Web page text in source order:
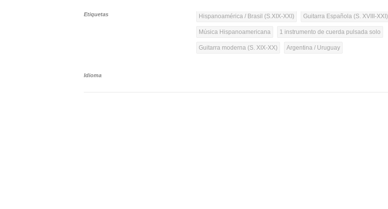
Etiquetas Hispanoamérica / Brasil (S.XIX-XXI) Guitarra Española (S. XVIII-XXI)
Música Hispanoamericana 1 instrumento de cuerda pulsada solo
Guitarra moderna (S. XIX-XX) Argentina / Uruguay
Idioma